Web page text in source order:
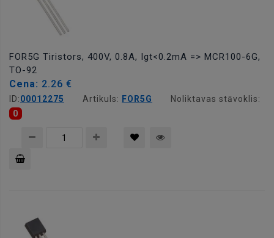
FOR5G Tiristors, 400V, 0.8A, Igt<0.2mA => MCR100-6G,
TO-92
Cena: 2.26 €
ID:00012275 Artikuls: FOR5G
Noliktavas stāvoklis:
0